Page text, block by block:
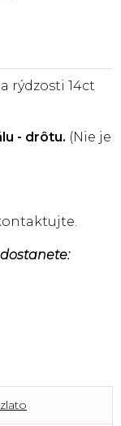
rýdzosti 14ct
- drôtu. (Nie je